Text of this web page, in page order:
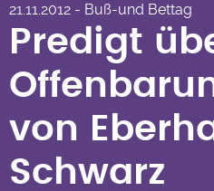
von
Schwarz
21.11.2012 - Buß-und Bettag
Predigt
von
Schwarz